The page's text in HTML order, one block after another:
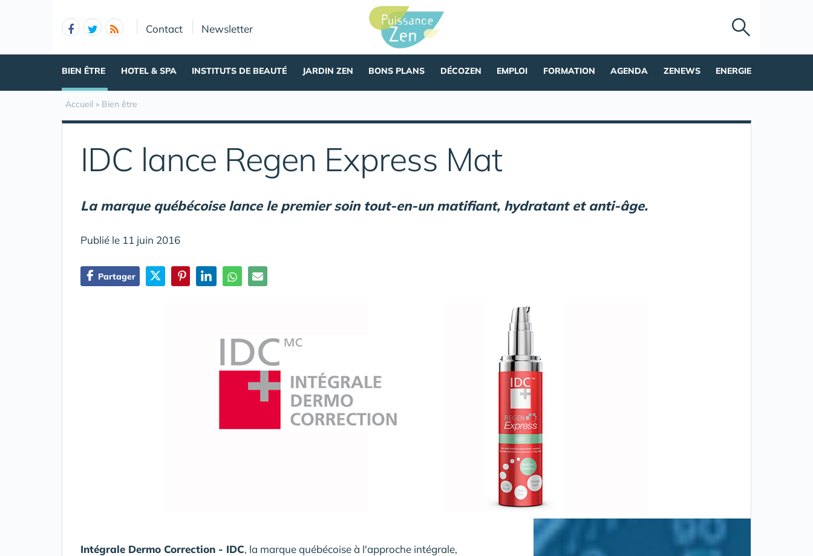
Contact Newsletter
BIEN ÊTRE HOTEL & SPA INSTITUTS DE BEAUTÉ JARDIN ZEN BONS PLANS DÉCOZEN EMPLOI FORMATION AGENDA ZENEWS ENERGIE
Accueil » Bien être
IDC lance Regen Express Mat
La marque québécoise lance le premier soin tout-en-un matifiant, hydratant et anti-âge.
Publié le 11 juin 2016
Partager
Intégrale Dermo Correction - IDC, la marque québécoise à l'approche intégrale,